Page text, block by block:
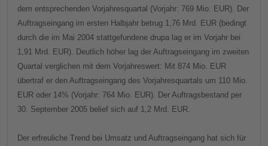
dem entsprechenden Vorjahresquartal (Vorjahr: 769 Mio. EUR). Der
Auftragseingang im ersten Halbjahr betrug 1,76 Mrd. EUR (bedingt
durch die im Mai 2004 stattgefundene drupa lag er im Vorjahr bei
1,91 Mrd. EUR). Deutlich höher lag der Auftragseingang im zweiten
Quartal verglichen mit dem Vorjahreswert: Mit 874 Mio. EUR
übertraf er den Auftragseingang des Vorjahresquartals um 110 Mio.
EUR oder 14% (Vorjahr: 764 Mio. EUR). Der Auftragsbestand per
30. September 2005 belief sich auf 1,2 Mrd. EUR.
Der erfreuliche Trend bei Umsatz und Auftragseingang hat sich für